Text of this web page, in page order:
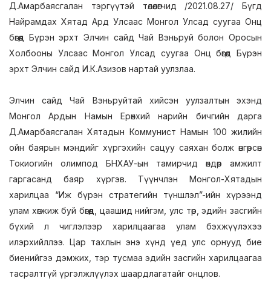
Д.Амарбаясгалан тэргүүтэй төлөөлөгчид /2021.08.27/ Бүгд
Найрамдах Хятад Ард Улсаас Монгол Улсад суугаа Онц
бөгөөд Бүрэн эрхт Элчин сайд Чай Вэньруй болон Оросын
Холбооны Улсаас Монгол Улсад суугаа Онц бөгөөд Бүрэн
эрхт Элчин сайд И.К.Азизов нартай уулзлаа.
Элчин сайд Чай Вэньруйтай хийсэн уулзалтын эхэнд
Монгол Ардын Намын Ерөнхий нарийн бичгийн дарга
Д.Амарбаясгалан Хятадын Коммунист Намын 100 жилийн
ойн баярын мэндийг хүргэхийн сацуу саяхан болж өнгөрсөн
Токиогийн олимпод БНХАУ-ын тамирчид өндөр амжилт
гаргасанд баяр хүргэв. Түүнчлэн Монгол-Хятадын
харилцаа “Иж бүрэн стратегийн түншлэл”-ийн хүрээнд
улам хөгжиж буй бөгөөд, цаашид нийгэм, улс төр, эдийн засгийн
бүхий л чиглэлээр харилцаагаа улам бэхжүүлэхээ
илэрхийллээ. Цар тахлын энэ хүнд үед улс орнууд бие
биенийгээ дэмжих, тэр тусмаа эдийн засгийн харилцаагаа
тасралтгүй үргэлжлүүлэх шаардлагатайг онцлов.